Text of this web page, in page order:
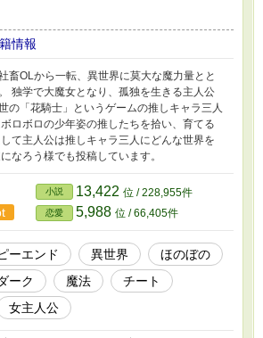
情報
畜OLから一転、異世界に莫大な魔力量とと
独学で大魔女となり、孤独を生きる主人公
の「花騎士」というゲームの推しキャラ三人
ロボロの少年姿の推したちを拾い、育てる
て主人公は推しキャラ三人にどんな世界を
なろう様でも投稿しています。
小説 13,422 位 / 228,955件
恋愛 5,988 位 / 66,405件
ーエンド 異世界
ほのぼの
ーク 魔法
チート
女主人公